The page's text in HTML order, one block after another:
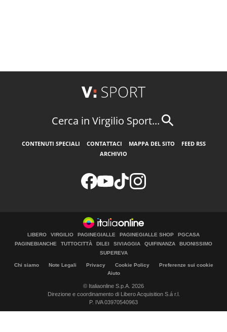
Cerca in Virgilio Sport...
CONTENUTI SPECIALI CONTATTACI MAPPA DEL SITO
FEED RSS
ARCHIVIO
LIBERO VIRGILIO PAGINEGIALLE PAGINEGIALLE SHOP
PGCASA
PAGINEBIANCHE
TUTTOCITTÀ DILEI SIVIAGGIA QUIFINANZA
BUONISSIMO
SUPEREVA
Chi siamo Note Legali Privacy Cookie Policy
Preferenze sui cookie
Aiuto
© Italiaonline S.p.A. 2026
Direzione e coordinamento di Libero Acquisition S.á r.l.
P. IVA 03970540963